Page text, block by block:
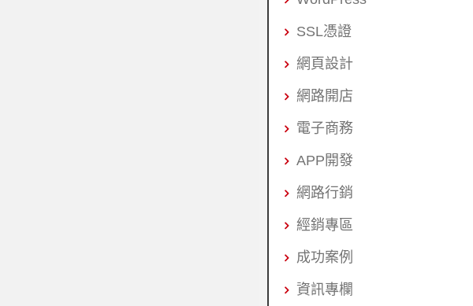
SSL憑證
網頁設計
網路開店
電子商務
APP開發
網路行銷
經銷專區
成功案例
資訊專欄